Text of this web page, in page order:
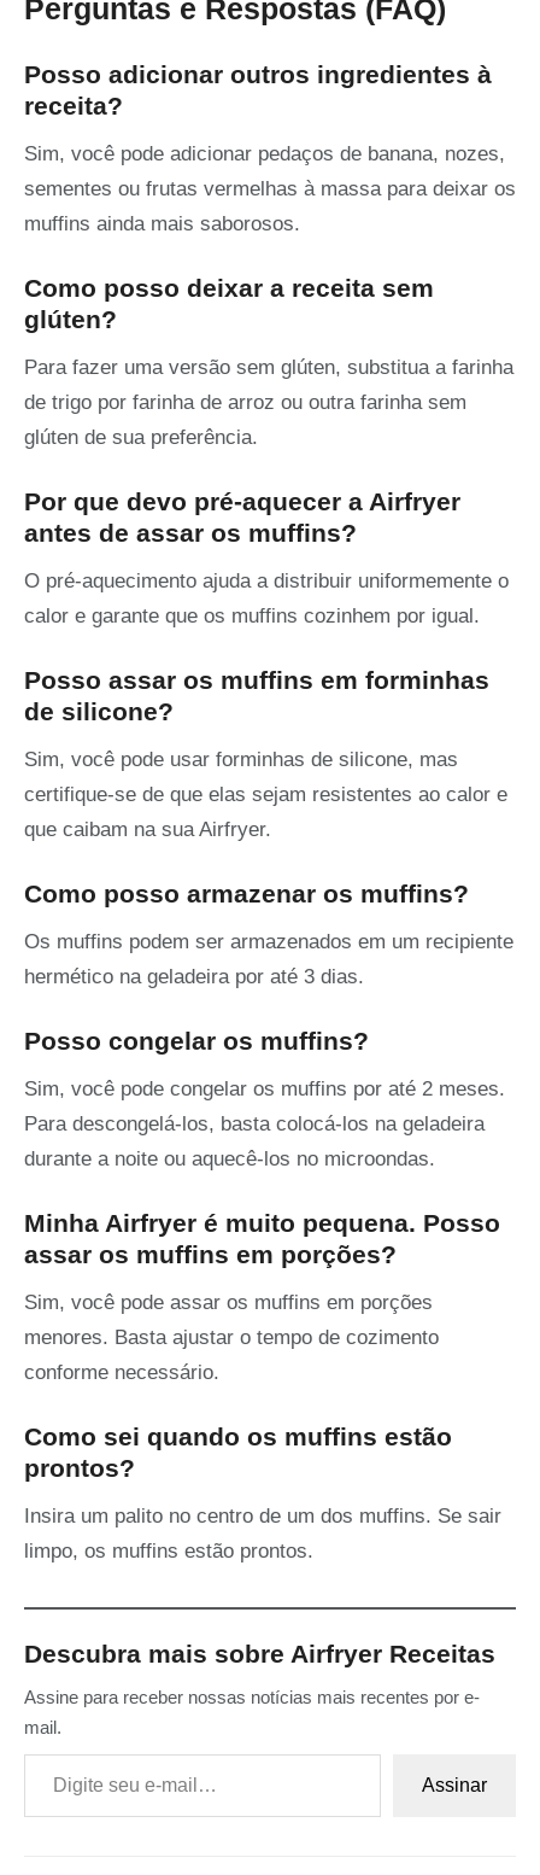
Perguntas e Respostas (FAQ)
Posso adicionar outros ingredientes à
receita?
Sim, você pode adicionar pedaços de banana, nozes,
sementes ou frutas vermelhas à massa para deixar os
muffins ainda mais saborosos.
Como posso deixar a receita sem
glúten?
Para fazer uma versão sem glúten, substitua a farinha
de trigo por farinha de arroz ou outra farinha sem
glúten de sua preferência.
Por que devo pré-aquecer a Airfryer
antes de assar os muffins?
O pré-aquecimento ajuda a distribuir uniformemente o
calor e garante que os muffins cozinhem por igual.
Posso assar os muffins em forminhas
de silicone?
Sim, você pode usar forminhas de silicone, mas
certifique-se de que elas sejam resistentes ao calor e
que caibam na sua Airfryer.
Como posso armazenar os muffins?
Os muffins podem ser armazenados em um recipiente
hermético na geladeira por até 3 dias.
Posso congelar os muffins?
Sim, você pode congelar os muffins por até 2 meses.
Para descongelá-los, basta colocá-los na geladeira
durante a noite ou aquecê-los no microondas.
Minha Airfryer é muito pequena. Posso
assar os muffins em porções?
Sim, você pode assar os muffins em porções
menores. Basta ajustar o tempo de cozimento
conforme necessário.
Como sei quando os muffins estão
prontos?
Insira um palito no centro de um dos muffins. Se sair
limpo, os muffins estão prontos.
Descubra mais sobre Airfryer Receitas
Assine para receber nossas notícias mais recentes por e-
mail.
Digite seu e-mail…
Assinar